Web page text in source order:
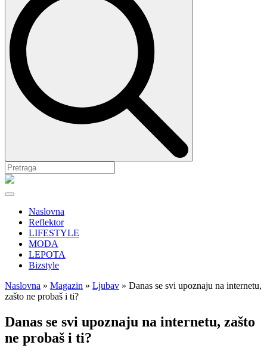
Naslovna
Reflektor
LIFESTYLE
MODA
LEPOTA
Bizstyle
Naslovna » Magazin » Ljubav » Danas se svi upoznaju na internetu,
zašto ne probaš i ti?
Danas se svi upoznaju na internetu, zašto
ne probaš i ti?